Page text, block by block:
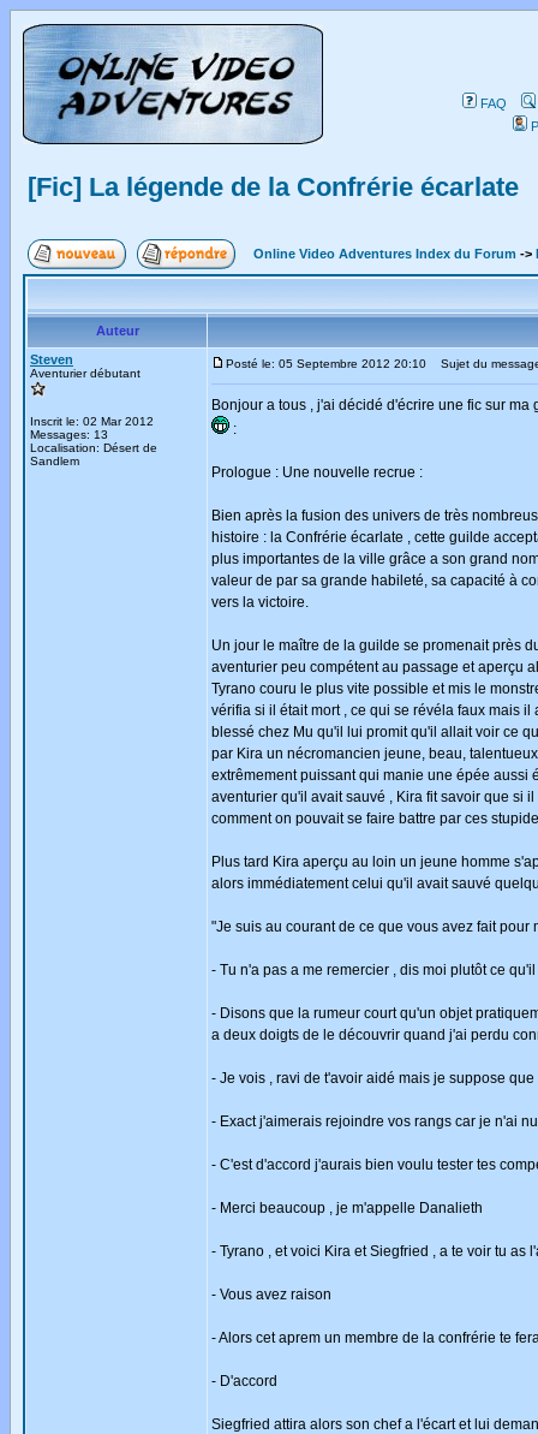
FAQ
[Fic] La légende de la Confrérie écarlate
Online Video Adventures Index du Forum ->
Auteur
Steven
Aventurier débutant
Inscrit le: 02 Mar 2012
Messages: 13
Localisation: Désert de
Sandlem
Posté le: 05 Septembre 2012 20:10 Sujet du
Bonjour a tous , j'ai décidé d'écrire une fic sur
:
Prologue : Une nouvelle recrue :
Bien après la fusion des univers de très
histoire : la Confrérie écarlate , cette guilde
plus importantes de la ville grâce a son grand
valeur de par sa grande habileté, sa capacité à
vers la victoire.
Un jour le maître de la guilde se promenait près
aventurier peu compétent au passage et aperçu
Tyrano couru le plus vite possible et mis le
vérifia si il était mort , ce qui se révéla faux mais
blessé chez Mu qu'il lui promit qu'il allait voir ce
par Kira un nécromancien jeune, beau,
extrêmement puissant qui manie une épée aussi
aventurier qu'il avait sauvé , Kira fit savoir que si
comment on pouvait se faire battre par ces
Plus tard Kira aperçu au loin un jeune homme
alors immédiatement celui qu'il avait sauvé
"Je suis au courant de ce que vous avez fait
- Tu n'a pas a me remercier , dis moi plutôt ce
- Disons que la rumeur court qu'un objet
a deux doigts de le découvrir quand j'ai perdu
- Je vois , ravi de t'avoir aidé mais je suppose
- Exact j'aimerais rejoindre vos rangs car je n'ai
- C'est d'accord j'aurais bien voulu tester tes
- Merci beaucoup , je m'appelle Danalieth
- Tyrano , et voici Kira et Siegfried , a te voir tu
- Vous avez raison
- Alors cet aprem un membre de la confrérie te
- D'accord
Siegfried attira alors son chef a l'écart et lui